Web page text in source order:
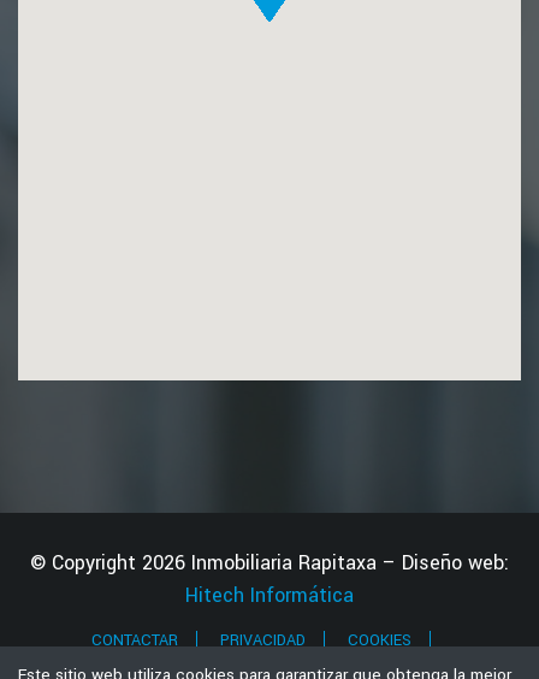
© Copyright 2026 Inmobiliaria Rapitaxa – Diseño web:
Hitech Informática
CONTACTAR PRIVACIDAD
COOKIES
ACCESIBILIDAD
MAPA WEB